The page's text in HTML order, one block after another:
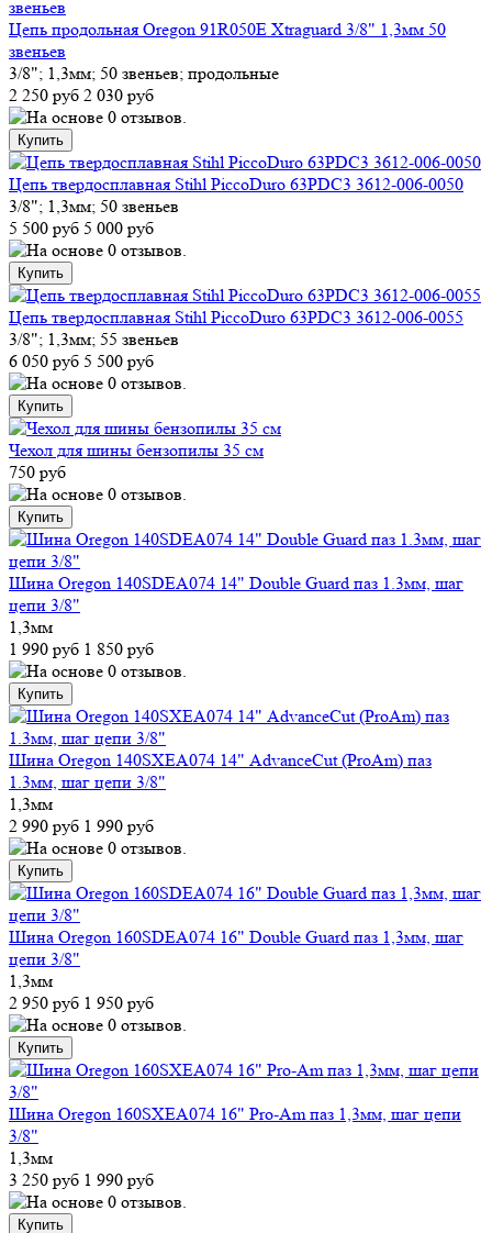
Цепь продольная Oregon 91R050E Xtraguard 3/8" 1,3мм 50
звеньев
3/8"; 1,3мм; 50 звеньев; продольные
2 250 руб 2 030 руб
Цепь твердосплавная Stihl PiccoDuro 63PDC3 3612-006-0050
3/8"; 1,3мм; 50 звеньев
5 500 руб 5 000 руб
Цепь твердосплавная Stihl PiccoDuro 63PDC3 3612-006-0055
3/8"; 1,3мм; 55 звеньев
6 050 руб 5 500 руб
Чехол для шины бензопилы 35 см
750 руб
Шина Oregon 140SDEA074 14" Double Guard паз 1.3мм, шаг
цепи 3/8"
1,3мм
1 990 руб 1 850 руб
Шина Oregon 140SXEA074 14" АdvanceCut (ProAm) паз
1.3мм, шаг цепи 3/8"
1,3мм
2 990 руб 1 990 руб
Шина Oregon 160SDEA074 16" Double Guard паз 1,3мм, шаг
цепи 3/8"
1,3мм
2 950 руб 1 950 руб
Шина Oregon 160SXEA074 16" Pro-Am паз 1,3мм, шаг цепи
3/8"
1,3мм
3 250 руб 1 990 руб